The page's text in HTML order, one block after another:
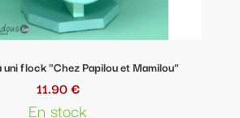
uni flock "Chez Papilou et Mamilou"
11.90 €
En stock